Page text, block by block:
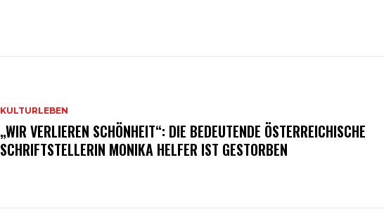
KULTURLEBEN
„WIR VERLIEREN SCHÖNHEIT“: DIE BEDEUTENDE ÖSTERREICHISCHE
SCHRIFTSTELLERIN MONIKA HELFER IST GESTORBEN